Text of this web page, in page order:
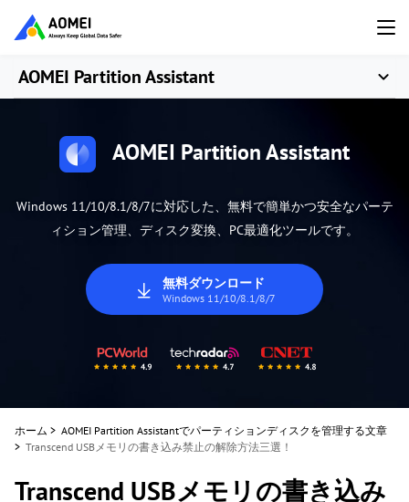
AOMEI Partition Assistant
AOMEI Partition Assistant
Windows 11/10/8.1/8/7に対応した、無料で簡単かつ安全なパーテ
ィション管理、ディスク変換、PC最適化ツールです。
無料ダウンロード
Windows 11/10/8.1/8/7
ホーム > AOMEI Partition Assistantでパーティションディスクを管理する文章
> Transcend USBメモリの書き込み禁止の解除方法三選！
Transcend USBメモリの書き込み